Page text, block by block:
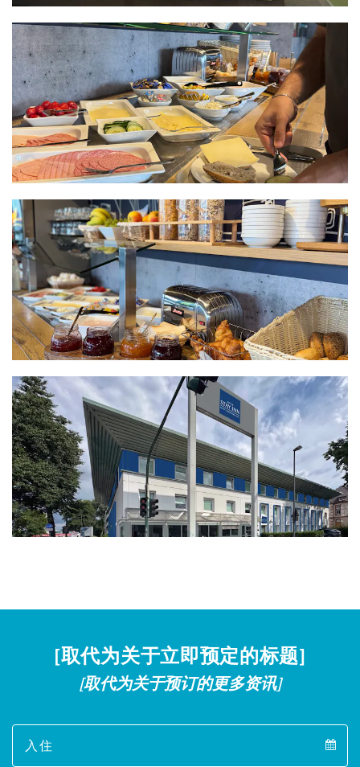
[取代为关于立即预定的标题]
[取代为关于预订的更多资讯]